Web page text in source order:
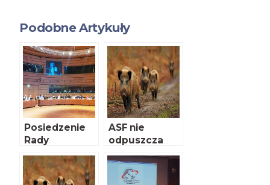
Podobne Artykuły
Posiedzenie
Rady
Ministrów UE
ds. Rolnictwa i
Rybołówstwa
ASF nie
odpuszcza